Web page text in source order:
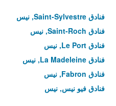
فنادق Saint-Sylvestre, نيس
فنادق Saint-Roch, نيس
فنادق Le Port, نيس
فنادق La Madeleine, نيس
فنادق Fabron, نيس
فنادق فيو نيس, نيس